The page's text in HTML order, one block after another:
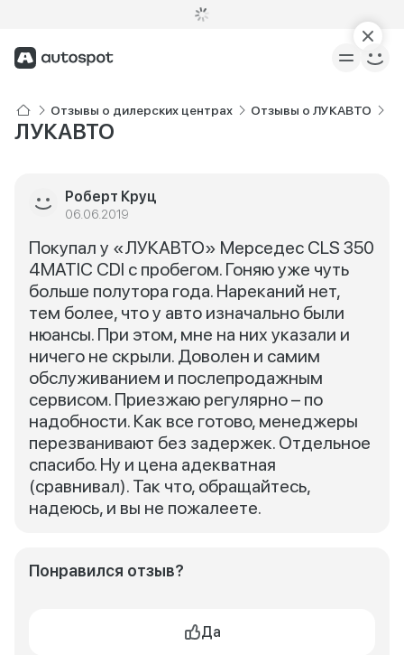
Отзывы о дилерских центрах Отзывы о ЛУКАВТО
ЛУКАВТО
Роберт Круц
06.06.2019
Покупал у «ЛУКАВТО» Мерседес CLS 350
4MATIC CDI с пробегом. Гоняю уже чуть
больше полутора года. Нареканий нет,
тем более, что у авто изначально были
нюансы. При этом, мне на них указали и
ничего не скрыли. Доволен и самим
обслуживанием и послепродажным
сервисом. Приезжаю регулярно – по
надобности. Как все готово, менеджеры
перезванивают без задержек. Отдельное
спасибо. Ну и цена адекватная
(сравнивал). Так что, обращайтесь,
надеюсь, и вы не пожалеете.
Понравился отзыв?
Да